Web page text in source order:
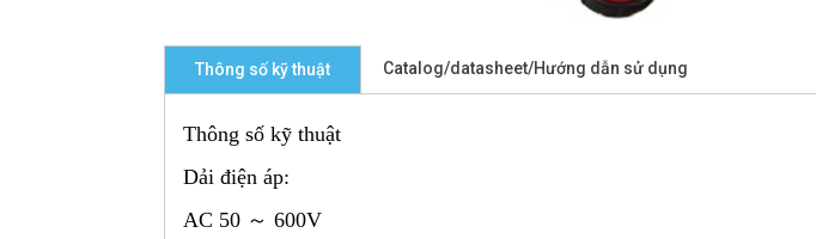
Thông số kỹ thuật Catalog/datasheet/Hướng dẫn sử dụng
Thông số kỹ thuật
Dải điện áp:
AC 50 ～ 600V